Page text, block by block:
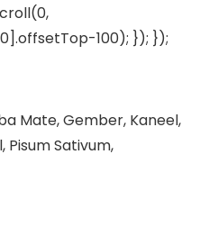
100); }); });
Mate, Gember, Kaneel,
Sativum,